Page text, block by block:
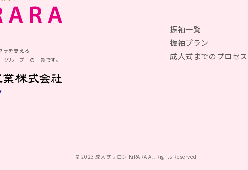
ラを支える
グループ」の一員です。
振袖一覧
振袖プラン
成人式までのプロセス
© 2023 成人式サロン KiRARA All Rights Reserved.